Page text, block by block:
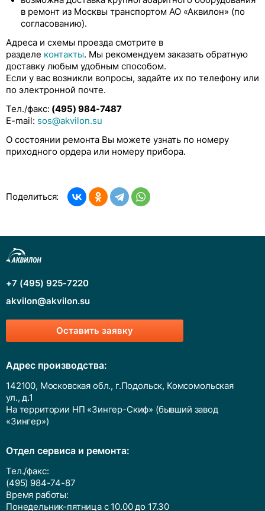
в ремонт из Москвы транспортом АО «Аквилон» (по
согласованию).
Адреса и схемы проезда смотрите в
разделе контакты. Мы рекомендуем заказать обратную
доставку любым удобным способом.
Если у вас возникли вопросы, задайте их по телефону или
по электронной почте.
Тел./факс: (495) 984-7487
E-mail: sos@akvilon.su
О состоянии ремонта Вы можете узнать по номеру
приходного ордера или номеру прибора.
Поделиться:
Оставить заявку
+7 (495) 925-7220
akvilon@akvilon.su
Адрес производства:
142100, Московская обл., г.Подольск, Комсомольская
ул., д.1
На территории НП «Зингер-Скиф» (бывший завод
«Зингер»)
Отдел сервиса и ремонта:
Тел./факс:
(495) 984-74-87
Время работы:
Понедельник-пятница с 10.00 до 17.30